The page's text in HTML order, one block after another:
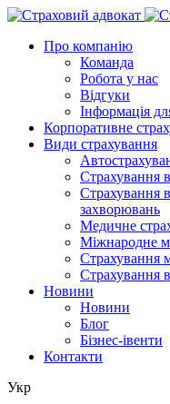
Про компанію
Команда
Робота у нас
Відгуки
Інформація
Корпоративне
Види страхування
Страхування
Страхування
захворювань
Медичне
Міжнародне
Страхування
Страхування
Новини
Новини
Блог
Бізнес-івенти
Контакти
Укр